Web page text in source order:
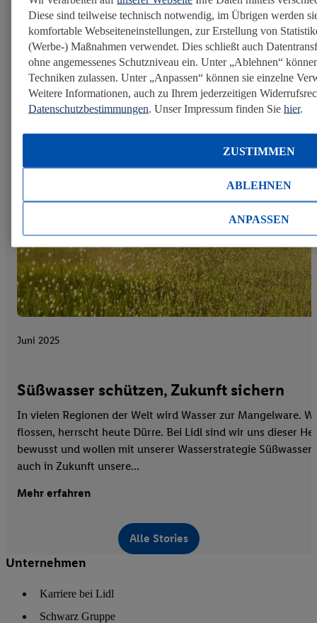
Wohlbefinden, sondern auch die Zukunft unseres Planeten.
Strategie „Bewusste Ernährung“ gestalten wir unser
Kommunikation so, dass gesunde und...
Mehr erfahren
Juni 2025
Süßwasser schützen, Zukunft sichern
In vielen Regionen der Welt wird Wasser zur Mangelware.
flossen, herrscht heute Dürre. Bei Lidl sind wir uns dieser
bewusst und wollen mit unserer Wasserstrategie Süßwasser
auch in Zukunft unsere...
Mehr erfahren
Alle Stories
Unternehmen
Karriere bei Lidl
Schwarz Gruppe
Diese sind teilweise technisch notwendig, im Übrigen werden
komfortable Webseiteneinstellungen, zur Erstellung von
(Werbe-) Maßnahmen verwendet. Dies schließt auch
ohne angemessenes Schutzniveau ein. Unter „Ablehnen“
Techniken zulassen. Unter „Anpassen“ können sie einzelne
Weitere Informationen, auch zu Ihrem jederzeitigen
Datenschutzbestimmungen. Unser Impressum finden Sie hier.
ABLEHNEN
ZUSTIMMEN
ANPASSEN